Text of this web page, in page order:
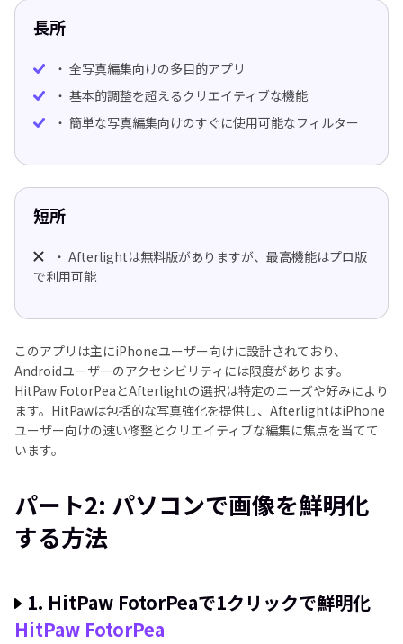
長所
・ 全写真編集向けの多目的アプリ
・ 基本的調整を超えるクリエイティブな機能
・ 簡単な写真編集向けのすぐに使用可能なフィルター
短所
・ Aftеrlightは無料版がありますが、最高機能はプロ版
で利用可能
このアプリは主にiPhoneユーザー向けに設計されており、
Androidユーザーのアクセシビリティには限度があります。
HitPaw FotorPeaとAfterlightの選択は特定のニーズや好みにより
ます。HitPawは包括的な写真強化を提供し、AfterlightはiPhone
ユーザー向けの速い修整とクリエイティブな編集に焦点を当てて
います。
パート2: パソコンで画像を鮮明化
する方法
1. HitPaw FotorPeaで1クリックで鮮明化
HitPaw FotorPea